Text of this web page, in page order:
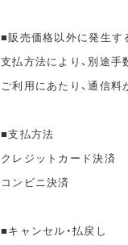
■販売価格以外に発生す
支払方法により、別途手
ご利用にあたり、通信料
■支払方法
クレジットカード決済
コンビニ決済
■キャンセル・払戻し